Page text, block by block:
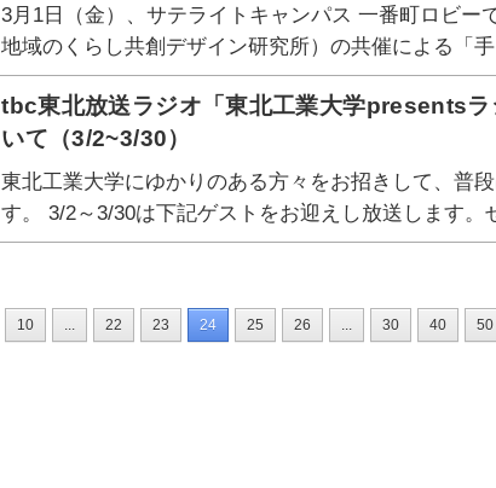
3月1日（金）、サテライトキャンパス 一番町ロビー
地域のくらし共創デザイン研究所）の共催による「
tbc東北放送ラジオ「東北工業大学presents
いて（3/2~3/30）
東北工業大学にゆかりのある方々をお招きして、普
す。 3/2～3/30は下記ゲストをお迎えし放送します
10 ... 22 23 24 25 26 ... 30 40 50